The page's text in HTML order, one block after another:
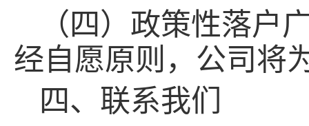
（四）政策性落户
经自愿原则，公司将
四、联系我们